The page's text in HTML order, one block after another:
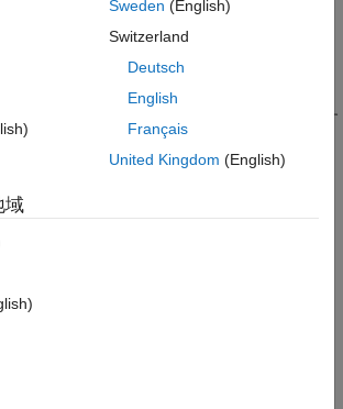
は、サンプル点tを使用して、クエリ点
を指定す
Xの離散フーリエ変換を返します。これは
Sweden (English)
Switzerland
Deutsch
English
Français
United Kingdom (English)
域